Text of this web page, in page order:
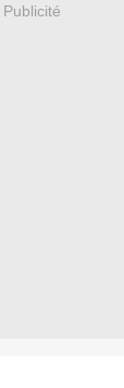
Publicité